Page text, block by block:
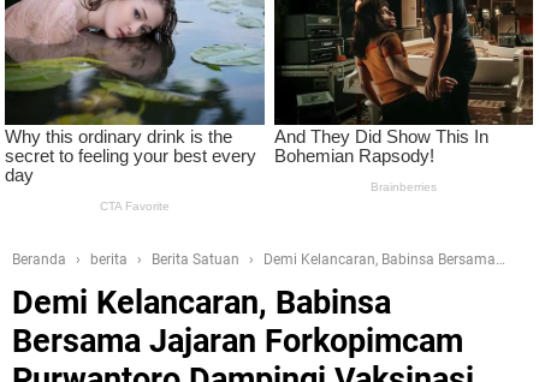
Beranda berita Berita Satuan
Demi Kelancaran, Babinsa Bersama
Demi Kelancaran, Babinsa
Bersama Jajaran Forkopimcam